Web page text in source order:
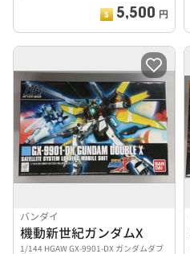
5,500 円
バンダイ
機動新世紀ガンダムX
1/144 HGAW GX-9901-DX ガンダムダブ